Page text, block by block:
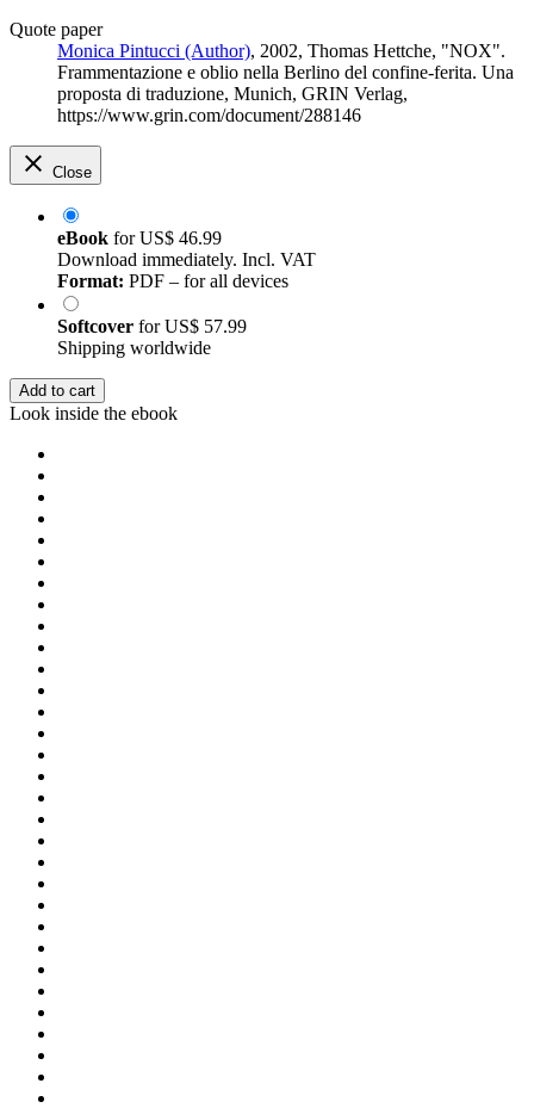
Quote paper
Monica Pintucci (Author), 2002, Thomas Hettche, "NOX".
Frammentazione e oblio nella Berlino del confine-ferita. Una
proposta di traduzione, Munich, GRIN Verlag,
https://www.grin.com/document/288146
Close
eBook forUS$ 46.99
Download immediately. Incl. VAT
Format: PDF – for all devices
Softcover forUS$ 57.99
Shipping worldwide
Add to cart
Look inside the ebook